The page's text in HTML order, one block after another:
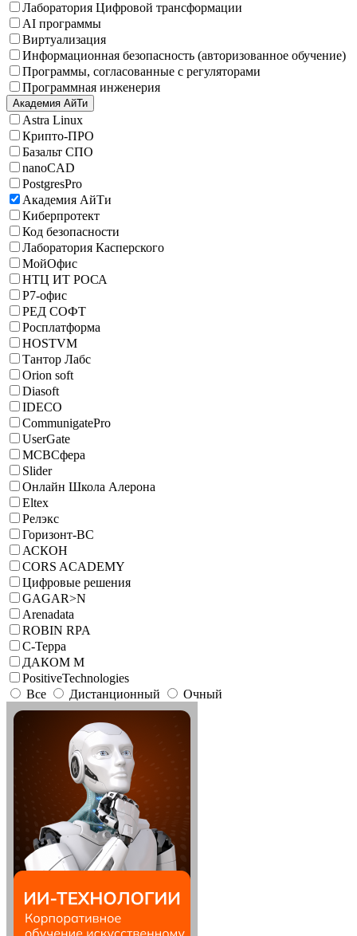
Лаборатория Цифровой трансформации
AI программы
Виртуализация
Информационная безопасность (авторизованное обучение)
Программы, согласованные с регуляторами
Программная инженерия
Академия АйТи
Astra Linux
Крипто-ПРО
Базальт СПО
nanoCAD
PostgresPro
Академия АйТи
Киберпротект
Код безопасности
Лаборатория Касперского
МойОфис
НТЦ ИТ РОСА
Р7-офис
РЕД СОФТ
Росплатформа
HOSTVM
Тантор Лабс
Orion soft
Diasoft
IDECO
CommunigatePro
UserGate
МСВСфера
Slider
Онлайн Школа Алерона
Eltex
Релэкс
Горизонт-ВС
АСКОН
CORS ACADEMY
Цифровые решения
GAGAR>N
Arenadata
ROBIN RPA
С-Терра
ДАКОМ М
PositiveTechnologies
Все
Дистанционный Очный